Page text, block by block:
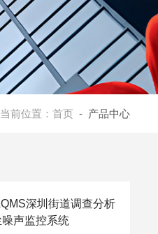
当前位置： 首页 - 产品中心